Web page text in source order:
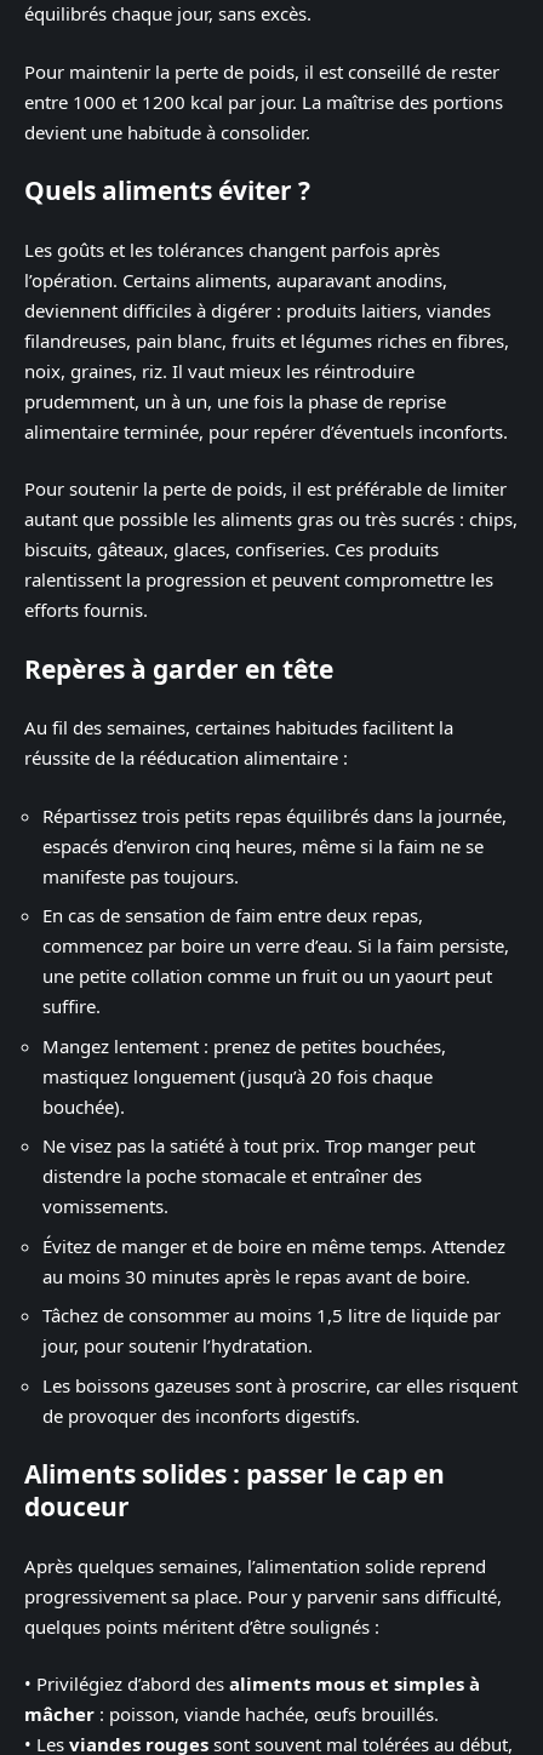
équilibrés chaque jour, sans excès.
Pour maintenir la perte de poids, il est conseillé de rester
entre 1000 et 1200 kcal par jour. La maîtrise des portions
devient une habitude à consolider.
Quels aliments éviter ?
Les goûts et les tolérances changent parfois après
l’opération. Certains aliments, auparavant anodins,
deviennent difficiles à digérer : produits laitiers, viandes
filandreuses, pain blanc, fruits et légumes riches en fibres,
noix, graines, riz. Il vaut mieux les réintroduire
prudemment, un à un, une fois la phase de reprise
alimentaire terminée, pour repérer d’éventuels inconforts.
Pour soutenir la perte de poids, il est préférable de limiter
autant que possible les aliments gras ou très sucrés : chips,
biscuits, gâteaux, glaces, confiseries. Ces produits
ralentissent la progression et peuvent compromettre les
efforts fournis.
Repères à garder en tête
Au fil des semaines, certaines habitudes facilitent la
réussite de la rééducation alimentaire :
Répartissez trois petits repas équilibrés dans la journée,
espacés d’environ cinq heures, même si la faim ne se
manifeste pas toujours.
En cas de sensation de faim entre deux repas,
commencez par boire un verre d’eau. Si la faim persiste,
une petite collation comme un fruit ou un yaourt peut
suffire.
Mangez lentement : prenez de petites bouchées,
mastiquez longuement (jusqu’à 20 fois chaque
bouchée).
Ne visez pas la satiété à tout prix. Trop manger peut
distendre la poche stomacale et entraîner des
vomissements.
Évitez de manger et de boire en même temps. Attendez
au moins 30 minutes après le repas avant de boire.
Tâchez de consommer au moins 1,5 litre de liquide par
jour, pour soutenir l’hydratation.
Les boissons gazeuses sont à proscrire, car elles risquent
de provoquer des inconforts digestifs.
Aliments solides : passer le cap en
douceur
Après quelques semaines, l’alimentation solide reprend
progressivement sa place. Pour y parvenir sans difficulté,
quelques points méritent d’être soulignés :
• Privilégiez d’abord des aliments mous et simples à
mâcher : poisson, viande hachée, œufs brouillés.
• Les viandes rouges sont souvent mal tolérées au début,